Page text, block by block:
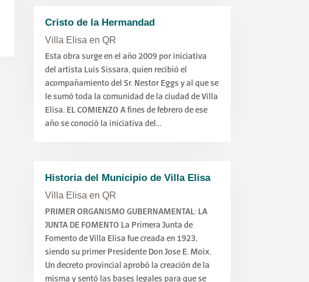
Cristo de la Hermandad
Villa Elisa en QR
Esta obra surge en el año 2009 por iniciativa
del artista Luis Sissara, quien recibió el
acompañamiento del Sr. Nestor Eggs y al que se
le sumó toda la comunidad de la ciudad de Villa
Elisa. EL COMIENZO A fines de febrero de ese
año se conoció la iniciativa del...
Historia del Municipio de Villa Elisa
Villa Elisa en QR
PRIMER ORGANISMO GUBERNAMENTAL: LA
JUNTA DE FOMENTO La Primera Junta de
Fomento de Villa Elisa fue creada en 1923,
siendo su primer Presidente Don Jose E. Moix.
Un decreto provincial aprobó la creación de la
misma y sentó las bases legales para que se